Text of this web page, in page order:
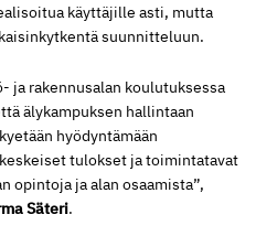
käyttäjille asti, mutta
suunnitteluun.
ja rakennusalan koulutuksessa
älykampuksen hallintaan
hyödyntämään
tulokset ja toimintatavat
opintoja ja alan osaamista”,
Säteri.